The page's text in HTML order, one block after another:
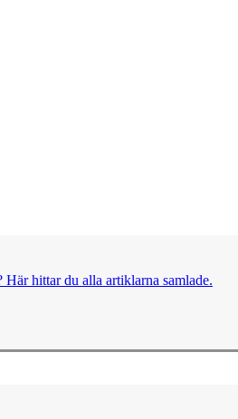
hittar du alla artiklarna samlade.